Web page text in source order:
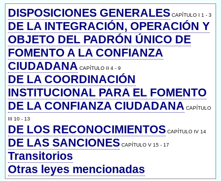
DISPOSICIONES GENERALES CAPÍTULO I 1 - 3
DE LA INTEGRACIÓN, OPERACIÓN Y
OBJETO DEL PADRÓN ÚNICO DE
FOMENTO A LA CONFIANZA
CIUDADANA CAPÍTULO II 4 - 9
DE LA COORDINACIÓN
INSTITUCIONAL PARA EL FOMENTO
DE LA CONFIANZA CIUDADANA CAPÍTULO
III 10 - 13
DE LOS RECONOCIMIENTOS CAPÍTULO IV 14
DE LAS SANCIONES CAPÍTULO V 15 - 17
Transitorios
Otras leyes mencionadas